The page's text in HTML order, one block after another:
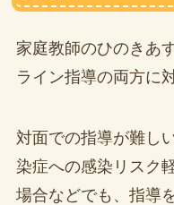
家庭教師のひのきあ
ライン指導の両方に
対面での指導が難し
染症への感染リスク
場合などでも、指導